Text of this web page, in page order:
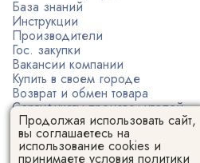
База знаний
Инструкции
Производители
Гос. закупки
Вакансии компании
Купить в своем городе
Возврат и обмен товара
Сертификаты производителей
Политика конфиденциальности
Пользовательское соглашение
Продолжая использовать сайт,
вы соглашаетесь на
использование cookies и
принимаете условияполитики